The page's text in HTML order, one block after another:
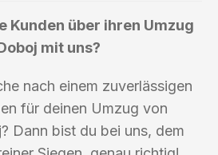
Kunden über ihren Umzug
mit uns?
nach einem zuverlässigen
für deinen Umzug von
Dann bist du bei uns, dem